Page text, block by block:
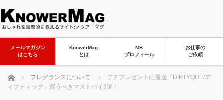
メールマガジン
はこちら
KnowerMag
とは
MB
プロフィール
お仕事の
ご依頼
ホーム フレグランスについて
プチプレゼントに最適「DIPTYQUE/デ
ィプティック」買うべきマストバイ3選！